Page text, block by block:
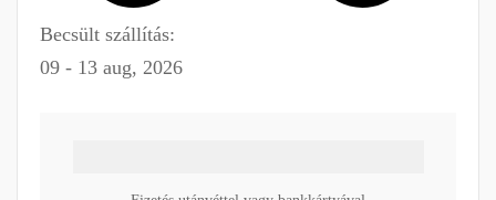
Becsült szállítás:
09 - 13 aug, 2026